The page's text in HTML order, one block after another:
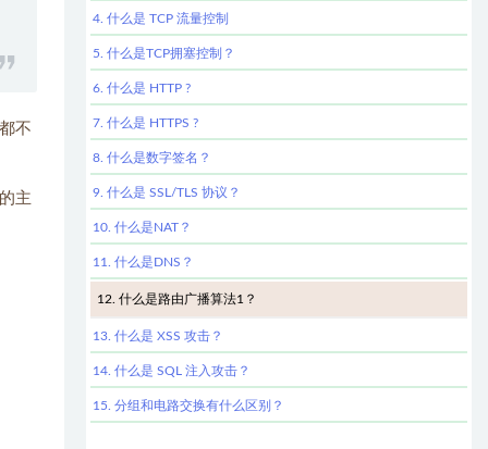
不
主
4. 什么是 TCP 流量控制
5. 什么是TCP拥塞控制？
6. 什么是 HTTP ?
7. 什么是 HTTPS ?
8. 什么是数字签名？
9. 什么是 SSL/TLS 协议？
10. 什么是NAT？
11. 什么是DNS？
12. 什么是路由广播算法1？
13. 什么是 XSS 攻击？
14. 什么是 SQL 注入攻击？
15. 分组和电路交换有什么区别？